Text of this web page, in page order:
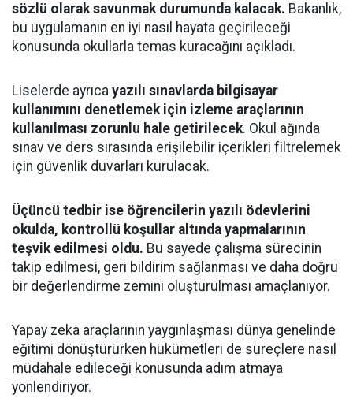
sözlü olarak savunmak durumunda kalacak. Bakanlık,
bu uygulamanın en iyi nasıl hayata geçirileceği
konusunda okullarla temas kuracağını açıkladı.
Liselerde ayrıca yazılı sınavlarda bilgisayar
kullanımını denetlemek için izleme araçlarının
kullanılması zorunlu hale getirilecek. Okul ağında
sınav ve ders sırasında erişilebilir içerikleri filtrelemek
için güvenlik duvarları kurulacak.
Üçüncü tedbir ise öğrencilerin yazılı ödevlerini
okulda, kontrollü koşullar altında yapmalarının
teşvik edilmesi oldu. Bu sayede çalışma sürecinin
takip edilmesi, geri bildirim sağlanması ve daha doğru
bir değerlendirme zemini oluşturulması amaçlanıyor.
Yapay zeka araçlarının yaygınlaşması dünya genelinde
eğitimi dönüştürürken hükümetleri de süreçlere nasıl
müdahale edileceği konusunda adım atmaya
yönlendiriyor.